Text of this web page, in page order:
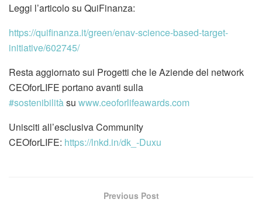
Leggi l’articolo su QuiFinanza:
https://quifinanza.it/green/enav-science-based-target-
initiative/602745/
Resta aggiornato sui Progetti che le Aziende del network
CEOforLIFE portano avanti sulla
#sostenibilitàsu www.ceoforlifeawards.com
Unisciti all’esclusiva Community
CEOforLIFE: https://lnkd.in/dk_-Duxu
Previous Post